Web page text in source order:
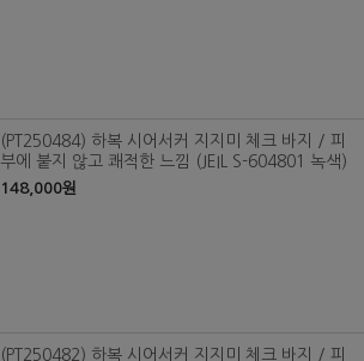
(PT250484) 하복 시어서커 지지미 체크 바지 / 피
부에 붙지 않고 쾌적한 느낌 (JEIL S-604801 녹색)
148,000원
(PT250482) 하복 시어서커 지지미 체크 바지 / 피